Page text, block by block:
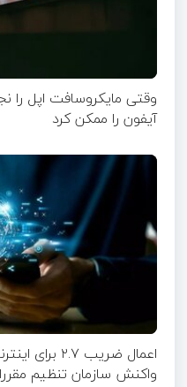
وقتی مایکروسافت اپل
آیفون را ممکن کرد
اعمال ضریب
واکنش سازمان تنظیم